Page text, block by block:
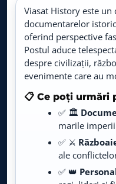
Food Network
Live TV
Prima World
Live TV
Live TV
Fastion TV
Agro TV
Live TV
20:05 – 21:09 Regi
21:10 – 22:04 Baze
22:05 – 23:04
23:05 – 00:09
00:10 – 01:14
01:15 – 02:34 Abu
02:35 – 03:54
03:55 – 04:59 Mumii
Viasat History este un
documentarelor
oferind perspective
Postul aduce
despre civilizații,
evenimente care au
📋 Ce poți urmări
✅ 🏛️
marile
✅ ⚔️
ale
✅ 👑